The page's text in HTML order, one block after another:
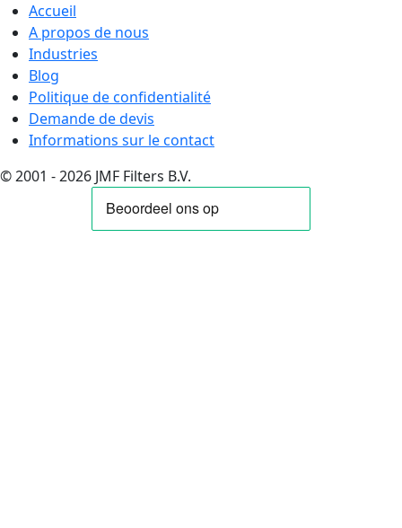
Accueil
A propos de nous
Industries
Blog
Politique de confidentialité
Demande de devis
Informations sur le contact
© 2001 - 2026 JMF Filters B.V.